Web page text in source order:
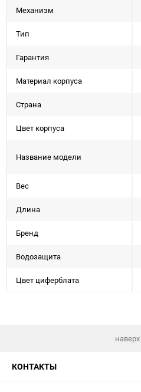
Механизм
Тип
Гарантия
Материал корпуса
Страна
Цвет корпуса
Название модели
Вес
Длина
Бренд
Водозащита
Цвет циферблата
наверх
КОНТАКТЫ